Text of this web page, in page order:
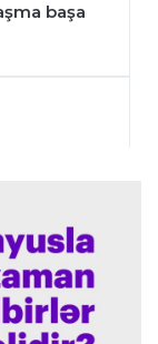
başa
etdi